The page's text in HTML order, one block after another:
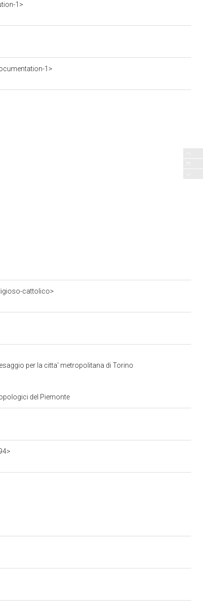
1>
1>
cattolico>
per la citta' metropolitana di Torino
del Piemonte